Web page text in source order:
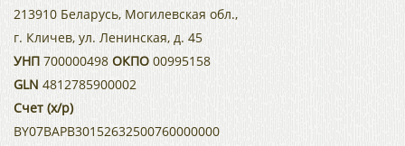
213910 Беларусь, Могилевская обл.,
г. Кличев, ул. Ленинская, д. 45
УНП 700000498 ОКПО 00995158
GLN 4812785900002
Счет (х/р)
BY07BAPB30152632500760000000